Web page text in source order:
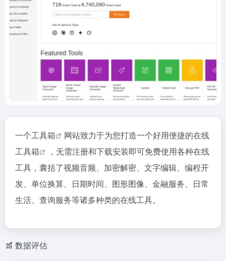
一个工具箱 网站致力于为您打造一个好用便捷的在线
工具箱
，无需注册和下载安装即可免费使用各种在线
工具，囊括了视频音频、加密解密、文字编辑、编程开
发、单位换算、日期时间、图形图像、金融服务、日常
生活、查询服务等诸多种类的在线工具。
数据评估